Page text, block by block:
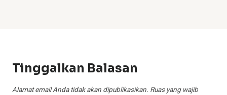
Tinggalkan Balasan
Alamat email Anda tidak akan dipublikasikan. Ruas yang wajib